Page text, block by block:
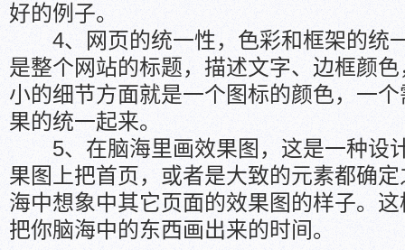
好的例子。
4、网页的统一性，色彩和框架的统
是整个网站的标题，描述文字、边框颜
小的细节方面就是一个图标的颜色，一
果的统一起来。
5、在脑海里画效果图，这是一种设
果图上把首页，或者是大致的元素都确
海中想象中其它页面的效果图的样子。
把你脑海中的东西画出来的时间。